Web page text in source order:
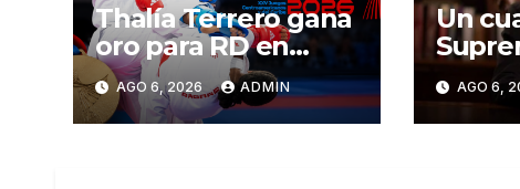
Thalía Terrero gana
oro para RD en
karate kumite -55
kg en Santo
Domingo 2026
AGO 6, 2026 ADMIN
Un
ser
CNM
AGO 6,